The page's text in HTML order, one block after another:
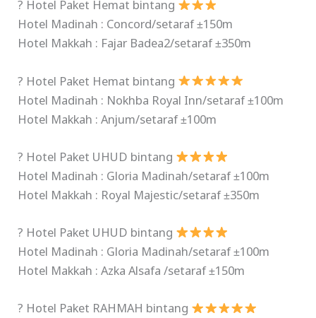
? Hotel Paket Hemat bintang
Hotel Madinah : Concord/setaraf ±150m
Hotel Makkah : Fajar Badea2/setaraf ±350m
? Hotel Paket Hemat bintang
Hotel Madinah : Nokhba Royal Inn/setaraf ±100m
Hotel Makkah : Anjum/setaraf ±100m
? Hotel Paket UHUD bintang
Hotel Madinah : Gloria Madinah/setaraf ±100m
Hotel Makkah : Royal Majestic/setaraf ±350m
? Hotel Paket UHUD bintang
Hotel Madinah : Gloria Madinah/setaraf ±100m
Hotel Makkah : Azka Alsafa /setaraf ±150m
? Hotel Paket RAHMAH bintang